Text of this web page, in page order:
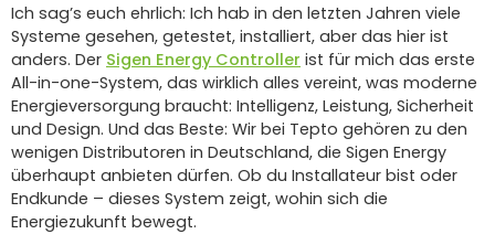
Ich sag’s euch ehrlich: Ich hab in den letzten Jahren viele
Systeme gesehen, getestet, installiert, aber das hier ist
anders. Der Sigen Energy Controller ist für mich das erste
All-in-one-System, das wirklich alles vereint, was moderne
Energieversorgung braucht: Intelligenz, Leistung, Sicherheit
und Design. Und das Beste: Wir bei Tepto gehören zu den
wenigen Distributoren in Deutschland, die Sigen Energy
überhaupt anbieten dürfen. Ob du Installateur bist oder
Endkunde – dieses System zeigt, wohin sich die
Energiezukunft bewegt.